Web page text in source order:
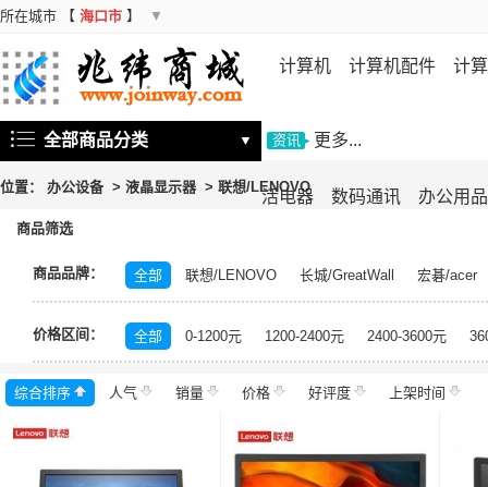
所在城市 【 海口市 】 ▼
计算机 计算机配件 计
机 存储设备
活电器 数码通讯 办公用品
全部商品分类 ▼ 资讯 更多...
位置： 办公设备> 液晶显示器 > 联想/LENOVO
商品筛选
商品品牌： 全部 联想/LENOVO 长城/GreatWall
宏碁/acer
富士施乐/Fuji Xerox
华硕/ASUS 戴尔/DELL
三
飞利浦/PHILIPS
TCL 长虹/CHANGHONG
索
理光/RICOH
大华/dahua 奔图/PANTUM
金典/
齐心/Comix
科密/comet 希沃/seewo
中福/
碎乐/Ceiro 柯达/Kodak
日立/
捷宇/JOYUSING
皓丽/Horion 北峰/BFDX
价格区间： 全部 0-1200元 1200-2400元 2400-3600元
综合排序 人气 销量 价格 好评度 上架时间